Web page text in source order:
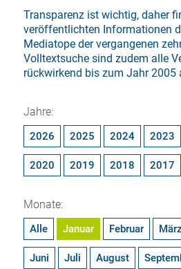
Transparenz ist wichtig, daher
veröffentlichten Informationen
Mediatope der vergangenen
Volltextsuchesind zudem alle
rückwirkend bis zum Jahr 2005
Jahre:
2026 2025 2024 2023
2020 2019 2018 2017
Monate:
Alle Januar Februar März
Juni Juli August